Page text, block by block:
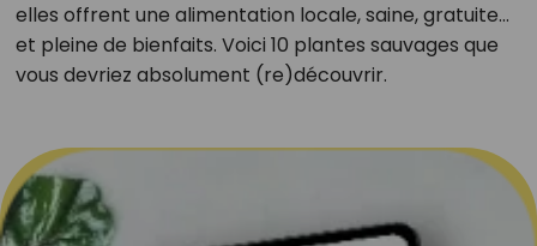
elles offrent une alimentation locale, saine, gratuite…
et pleine de bienfaits. Voici 10 plantes sauvages que
vous devriez absolument (re)découvrir.